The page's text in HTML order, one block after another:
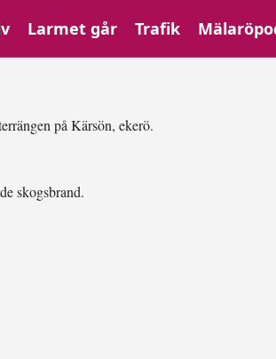
Larmet går Trafik
på Kärsön, ekerö.
skogsbrand.